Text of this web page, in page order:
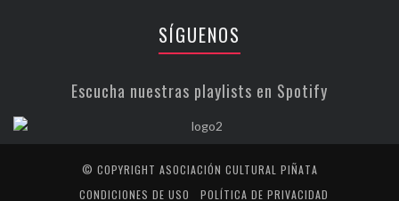
SÍGUENOS
Escucha nuestras playlists en Spotify
© COPYRIGHT ASOCIACIÓN CULTURAL PIÑATA
CONDICIONES DE USO
POLÍTICA DE PRIVACIDAD